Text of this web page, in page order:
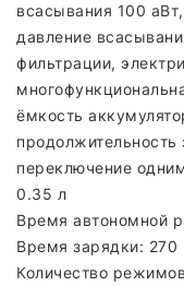
всасывания 100
давление
фильтрации,
ёмкость
продолжительность
переключение
0.35 л
Время автономной
Время зарядки: 270
Количество